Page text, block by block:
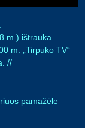
m.) ištrauka.
m. „Tirpuko TV“
//
pamažėle